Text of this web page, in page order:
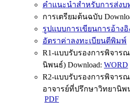
คำแนะนำสำหรับการส่ง
การเตรียมต้นฉบับ
รูปแบบการเขียนการอ้างอิ
อัตราค่าลงทะเบียนตีพิมพ์
R1-แบบรับรองการพิจาร
นิพนธ์) Download: WORD
R2-แบบรับรองการพิจาร
อาจารย์ที่ปรึกษาวิทยานิพ
PDF